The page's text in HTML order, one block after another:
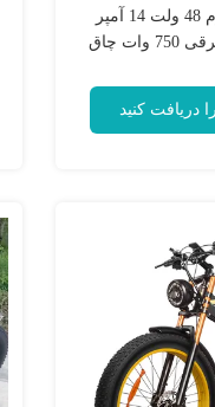
آخرین باتری لیتیوم 48 ولت 14 آمپر
چاق
دریافت کنید